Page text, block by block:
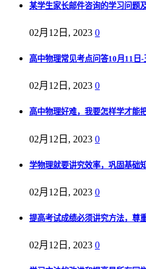
某学生家长邮件咨询的学习问题
02月12日, 2023 0
高中物理常见考点问答10月11日-
02月12日, 2023 0
高中物理好难，我要怎样学才能
02月12日, 2023 0
学物理就要讲究效率，巩固基础
02月12日, 2023 0
提高考试成绩必须讲究方法，尊
02月12日, 2023 0